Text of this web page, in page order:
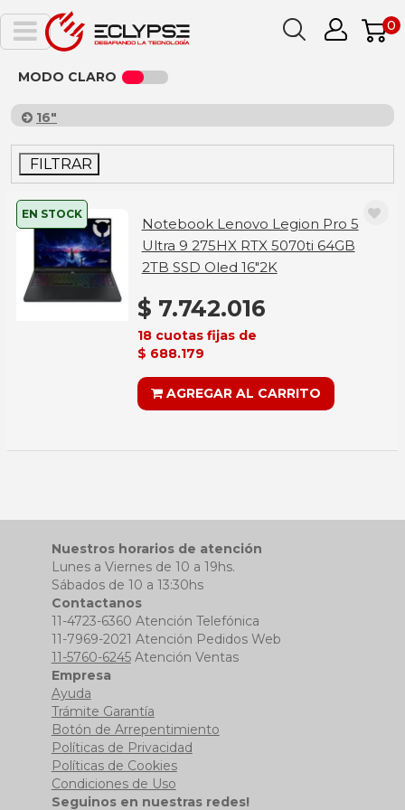
0
MODO CLARO
16"
FILTRAR
Notebook Lenovo Legion Pro 5
Ultra 9 275HX RTX 5070ti 64GB
2TB SSD Oled 16"2K
$ 7.742.016
18 cuotas fijas de
$ 688.179
AGREGAR AL CARRITO
EN STOCK
Nuestros horarios de atención
Lunes a Viernes de 10 a 19hs.
Sábados de 10 a 13:30hs
Contactanos
11-4723-6360 Atención Telefónica
11-7969-2021 Atención Pedidos Web
11-5760-6245Atención Ventas
Empresa
Ayuda
Trámite Garantía
Botón de Arrepentimiento
Políticas de Privacidad
Políticas de Cookies
Condiciones de Uso
Seguinos en nuestras redes!